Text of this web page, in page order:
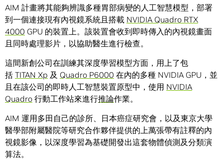
AIM 計畫將其能夠辨識多種胃部病變的人工智慧模型，部署
到一個連接現有內視鏡系統且搭載 NVIDIA Quadro RTX
4000 GPU 的裝置上。該裝置會收到即時傳入的內視鏡畫面
且同時處理影片，以協助醫生進行檢查。
這間新創公司在訓練其深度學習模型方面，用上了包
括 TITAN Xp 及 Quadro P6000 在內的多種 NVIDIA GPU，並
且在該公司的即時人工智慧裝置原型中，使用 NVIDIA
Quadro 行動工作站來進行推論作業。
AIM 運用多田自己的診所、日本癌症研究會，以及東京大學
醫學部附屬醫院等研究合作夥伴提供的上萬張帶有註釋的內
視鏡影像，以深度學習為基礎開發出這套物體偵測及分類演
算法。